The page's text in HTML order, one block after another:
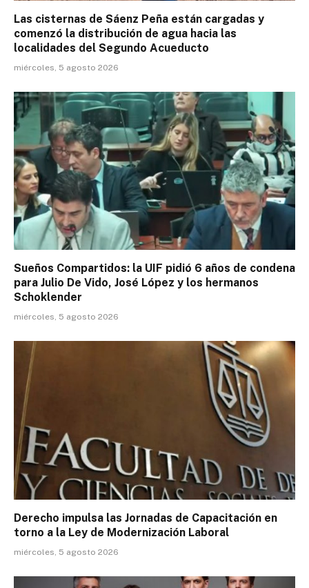
Las cisternas de Sáenz Peña están cargadas y
comenzó la distribución de agua hacia las
localidades del Segundo Acueducto
miércoles, 5 agosto 2026
Sueños Compartidos: la UIF pidió 6 años de condena
para Julio De Vido, José López y los hermanos
Schoklender
miércoles, 5 agosto 2026
Derecho impulsa las Jornadas de Capacitación en
torno a la Ley de Modernización Laboral
miércoles, 5 agosto 2026